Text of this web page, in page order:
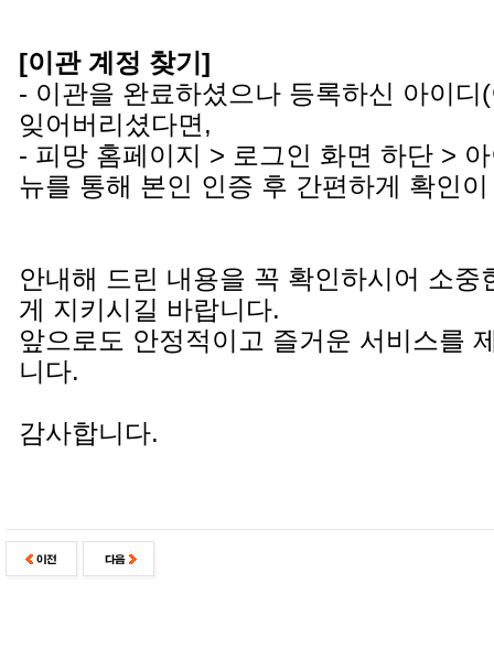
[이관 계정 찾기]
- 이관을 완료하셨으나 등록하신 아이디
잊어버리셨다면,
- 피망 홈페이지 > 로그인 화면 하단 >
뉴를 통해 본인 인증 후 간편하게 확인
안내해 드린 내용을 꼭 확인하시어 소중
게 지키시길 바랍니다.
앞으로도 안정적이고 즐거운 서비스를
니다.
감사합니다.